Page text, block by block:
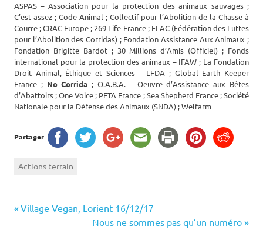
ASPAS – Association pour la protection des animaux sauvages ;
C’est assez ; Code Animal ; Collectif pour l’Abolition de la Chasse à
Courre ; CRAC Europe ; 269 Life France ; FLAC (Fédération des Luttes
pour l’Abolition des Corridas) ; Fondation Assistance Aux Animaux ;
Fondation Brigitte Bardot ; 30 Millions d’Amis (Officiel) ; Fonds
international pour la protection des animaux – IFAW ; La Fondation
Droit Animal, Éthique et Sciences – LFDA ; Global Earth Keeper
France ; No Corrida ; O.A.B.A. – Oeuvre d’Assistance aux Bêtes
d’Abattoirs ; One Voice ; PETA France ; Sea Shepherd France ; Société
Nationale pour la Défense des Animaux (SNDA) ; Welfarm
Partager
Actions terrain
Navigation
de
Previous
Village Vegan, Lorient 16/12/17
Next
Post:
Nous ne sommes pas qu’un numéro